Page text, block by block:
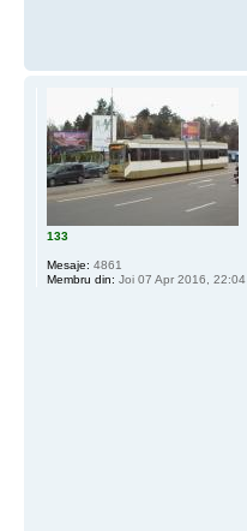
133
Mesaje: 4861
Membru din: Joi 07 Apr 2016, 22:04